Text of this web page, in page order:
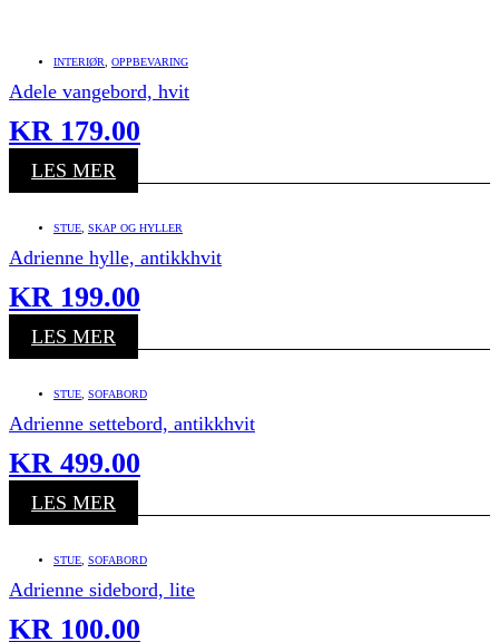
INTERIØR OPPBEVARING
Adele vangebord, hvit
KR 179.00
LES MER
STUE SKAP OG HYLLER
Adrienne hylle, antikkhvit
KR 199.00
LES MER
STUE SOFABORD
Adrienne settebord, antikkhvit
KR 499.00
LES MER
STUE SOFABORD
Adrienne sidebord, lite
KR 100.00